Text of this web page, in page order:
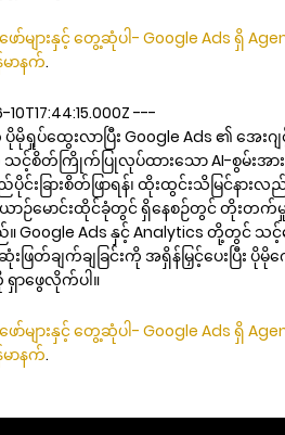
များနှင့် တွေ့ဆုံပါ- Google Ads ရှိ
မာနက်.
10T17:44:15.000Z ---
ထွေးလာပြီး Google Ads ၏ အေးဂျ
သင့်စိတ်ကြိုက်ပြုလုပ်ထားသော AI-စွမ်းအ
းခြားစိတ်ဖြာရန်၊ ထိုးထွင်းသိမြင်နားလ
င့် ယာဉ်မောင်းထိုင်ခုံတွင် ရှိနေစဉ်တွင် တိုးတ
Ads နှင့် Analytics တို့တွင် သင့်
ြတ်ချက်ချခြင်းကို အရှိန်မြှင့်ပေးပြီး ပိုမို
ရှာဖွေလိုက်ပါ။
များနှင့် တွေ့ဆုံပါ- Google Ads ရှိ
မာနက်.